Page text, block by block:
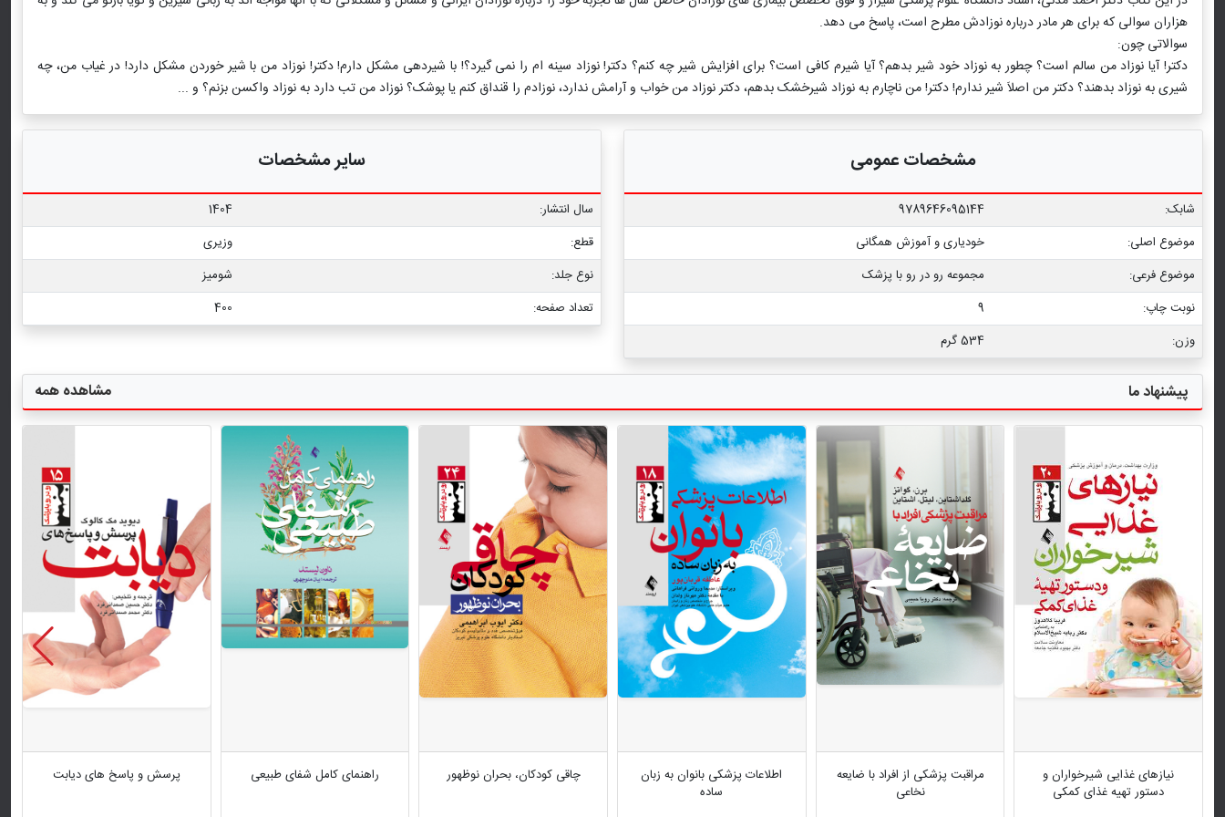
هزاران سوالی که برای هر مادر درباره نوزادش مطرح است، پاسخ می دهد.
سوالاتی چون:
دکتر! آیا نوزاد من سالم است؟ چطور به نوزاد خود شیر بدهم؟ آیا شیرم کافی است؟ برای افزایش شیر چه کنم؟ دکتر! نوزاد سینه ام را نمی گیرد؟! با شیردهی مشکل دارم! دکتر! نوزاد من با شیر خوردن مشکل دارد! در غیاب من، چه
شیری به نوزاد بدهند؟ دکتر من اصلاَ شیر ندارم! دکتر! من ناچارم به نوزاد شیرخشک بدهم، دکتر نوزاد من خواب و آرامش ندارد، نوزادم را قنداق کنم یا پوشک؟ نوزاد من تب دارد به نوزاد واکسن بزنم؟ و ...
مشخصات عمومی
شابک:
9789646095144
موضوع اصلی:
خودیاری و آموزش همگانی
موضوع فرعی:
مجموعه رو در رو با پزشک
نوبت چاپ:
9
وزن:
534 گرم
سایر مشخصات
سال انتشار:
1404
قطع:
وزیری
نوع جلد:
شومیز
تعداد صفحه:
400
پیشنهاد ما مشاهده همه
نیازهای غذایی شیرخواران و
دستور تهیه غذای کمکی
مراقبت پزشکی از افراد با ضایعه
نخاعی
اطلاعات پزشکی بانوان به زبان
ساده
چاقی کودکان، بحران نوظهور راهنمای کامل شفای طبیعی پرسش و پاسخ های دیابت